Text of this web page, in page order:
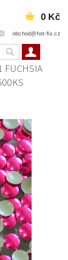
obchod@hot-fix.cz
0 Kč
FUCHSIA